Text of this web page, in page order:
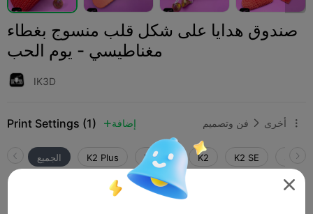
صندوق هدايا على شكل قلب منسوج بغطاء
مغناطيسي - يوم الحب
IK3D
Print Settings (1)  إضافة فن وتصميم  أخرى 
الجميع K2 Plus K2 Pro K2 K2 SE
طبقة 0.2 ملم، 3 جدران، ملء داخلي بنسبة
